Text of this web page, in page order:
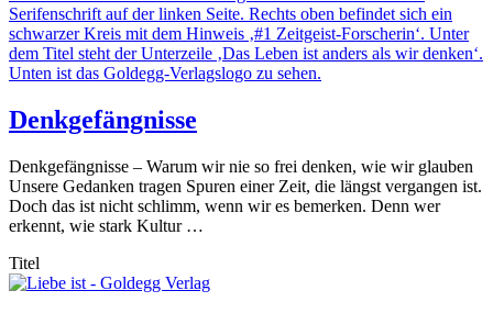
Denkgefängnisse
Denkgefängnisse – Warum wir nie so frei denken, wie wir glauben
Unsere Gedanken tragen Spuren einer Zeit, die längst vergangen ist.
Doch das ist nicht schlimm, wenn wir es bemerken. Denn wer
erkennt, wie stark Kultur …
Titel